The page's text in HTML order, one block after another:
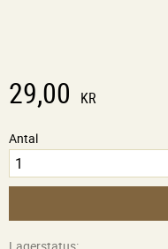
29,00 KR
Antal